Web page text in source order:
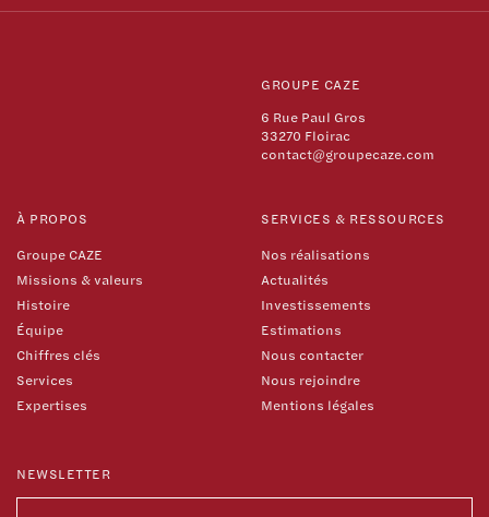
GROUPE CAZE
6 Rue Paul Gros
33270 Floirac
contact@groupecaze.com
À PROPOS
Groupe CAZE
Missions & valeurs
Histoire
Équipe
Chiffres clés
Services
Expertises
SERVICES & RESSOURCES
Nos réalisations
Actualités
Investissements
Estimations
Nous contacter
Nous rejoindre
Mentions légales
NEWSLETTER